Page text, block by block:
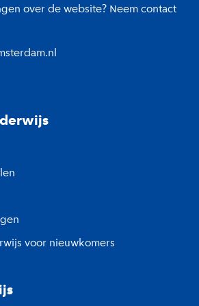
over de website? Neem contact
voor nieuwkomers